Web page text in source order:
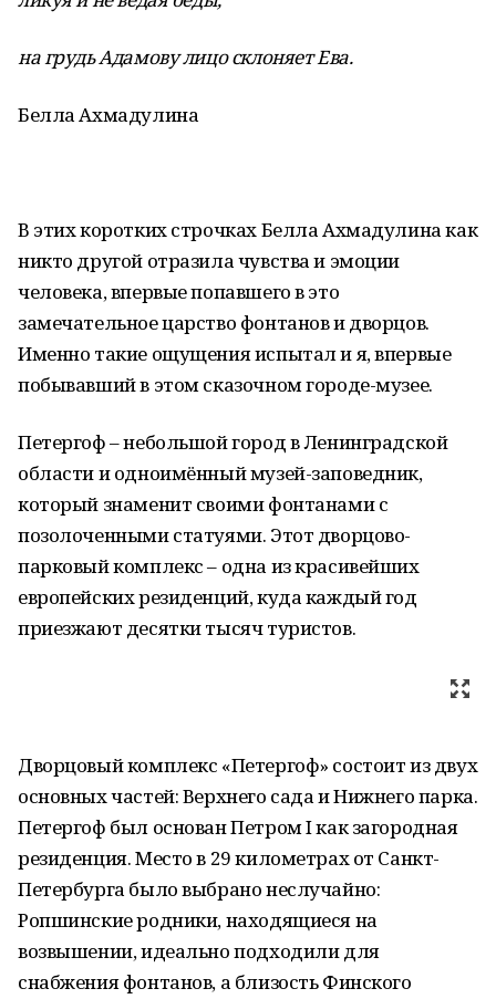
на грудь Адамову лицо склоняет Ева.
Белла Ахмадулина
В этих коротких строчках Белла Ахмадулина как
никто другой отразила чувства и эмоции
человека, впервые попавшего в это
замечательное царство фонтанов и дворцов.
Именно такие ощущения испытал и я, впервые
побывавший в этом сказочном городе-музее.
Петергоф – небольшой город в Ленинградской
области и одноимённый музей-заповедник,
который знаменит своими фонтанами с
позолоченными статуями. Этот дворцово-
парковый комплекс – одна из красивейших
европейских резиденций, куда каждый год
приезжают десятки тысяч туристов.
Дворцовый комплекс «Петергоф» состоит из двух
основных частей: Верхнего сада и Нижнего парка.
Петергоф был основан Петром I как загородная
резиденция. Место в 29 километрах от Санкт-
Петербурга было выбрано неслучайно:
Ропшинские родники, находящиеся на
возвышении, идеально подходили для
снабжения фонтанов, а близость Финского